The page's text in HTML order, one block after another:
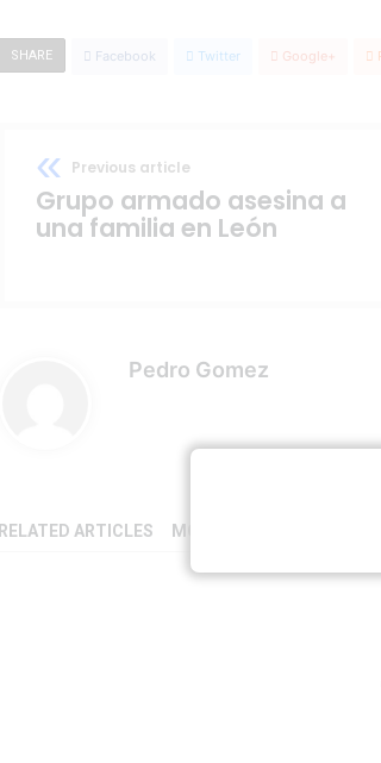
SHARE Facebook Twitter Google+
Previous article
Grupo armado asesina a
una familia en León
Pedro Gomez
RELATED ARTICLES MORE BY PEDRO GOMEZ